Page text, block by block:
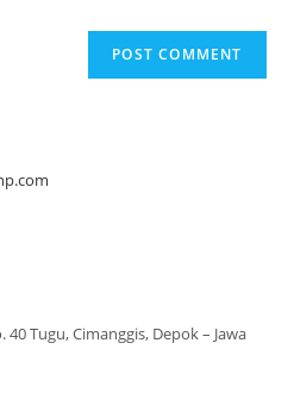
40 Tugu, Cimanggis, Depok – Jawa